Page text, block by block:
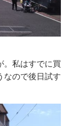
。私はすでに買
なので後日試す